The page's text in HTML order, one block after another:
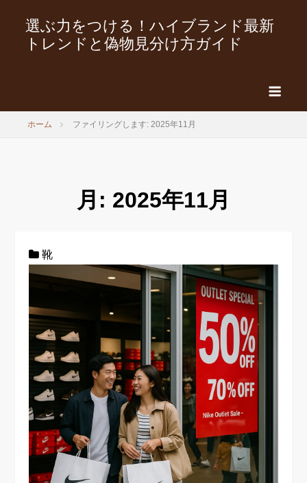
選ぶ力をつける！ハイブランド最新
トレンドと偽物見分け方ガイド
ホーム ファイリングします: 2025年11月
月: 2025年11月
靴